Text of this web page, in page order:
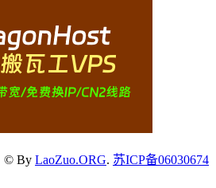
© By LaoZuo.ORG. 苏ICP备06030674